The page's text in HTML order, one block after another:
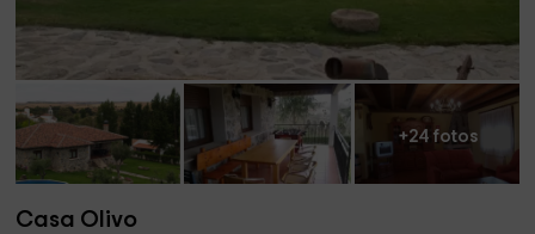
+24 fotos
Casa Olivo